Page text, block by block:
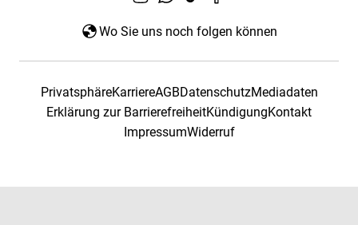
Wo Sie uns noch folgen können
PrivatsphäreKarriereAGBDatenschutzMediadaten
Erklärung zur BarrierefreiheitKündigungKontakt
ImpressumWiderruf